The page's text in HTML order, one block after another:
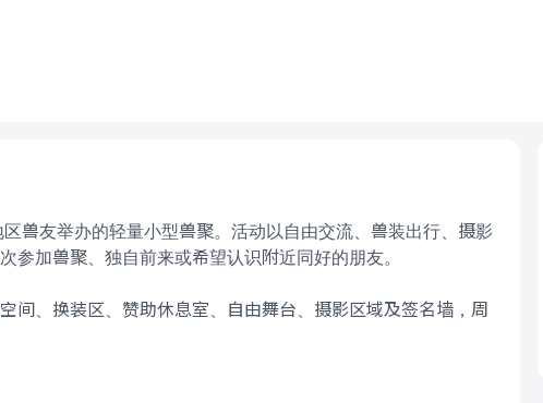
兽友举办的轻量小型兽聚。活动以自由交流、兽装出行、摄影
加兽聚、独自前来或希望认识附近同好的朋友。
间、换装区、赞助休息室、自由舞台、摄影区域及签名墙，周